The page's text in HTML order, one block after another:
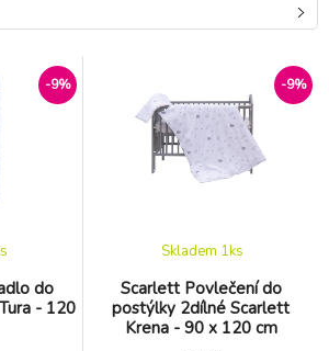
-9%
do
- 120
-9%
Scarlett Povlečení do
postýlky 2dílné Scarlett
Krena - 90 x 120 cm
Skladem 1ks